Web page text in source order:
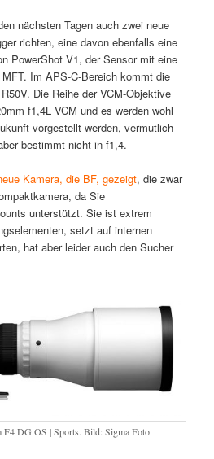
nächsten Tagen auch zwei neue
richten, eine davon ebenfalls eine
PowerShot V1, der Sensor mit eine
Im APS-C-Bereich kommt die
Die Reihe der VCM-Objektive
f1,4L VCM und es werden wohl
vorgestellt werden, vermutlich
bestimmt nicht in f1,4.
Kamera, die BF, gezeigt, die zwar
da Sie
unterstützt. Sie ist extrem
setzt auf internen
hat aber leider auch den Sucher
F4 DG OS | Sports. Bild: Sigma Foto